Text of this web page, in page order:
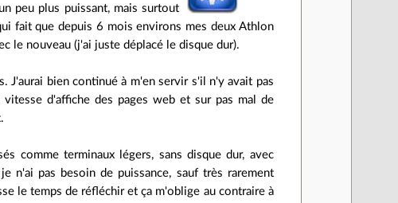
peu plus puissant, mais surtout
fait que depuis 6 mois environs mes deux Athlon
le nouveau (j'ai juste déplacé le disque dur).
J'aurai bien continué à m'en servir s'il n'y avait pas
d'affiche des pages web et sur pas mal de
comme terminaux légers, sans disque dur, avec
n'ai pas besoin de puissance, sauf très rarement
le temps de réfléchir et ça m'oblige au contraire à